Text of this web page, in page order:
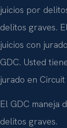
juicios por
delitos graves.
juicios con
GDC. Usted
jurado en
El GDC maneja
delitos graves.